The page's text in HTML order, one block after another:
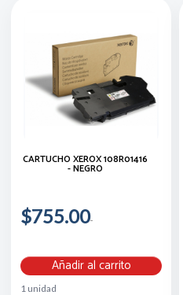
CARTUCHO XEROX 108R01416
- NEGRO
$755.00
Añadir al carrito
1 unidad